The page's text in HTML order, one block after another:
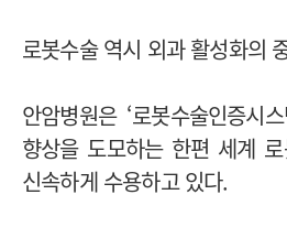
로봇수술 역시 외과 활성화의
안암병원은 ‘로봇수술인증시
향상을 도모하는 한편 세계
신속하게 수용하고 있다.